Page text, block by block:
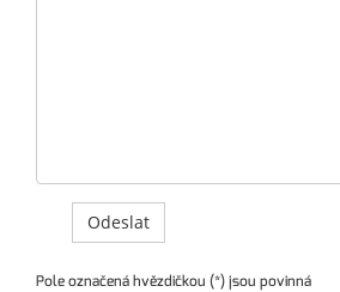
Pole označená hvězdičkou (*) jsou povinná